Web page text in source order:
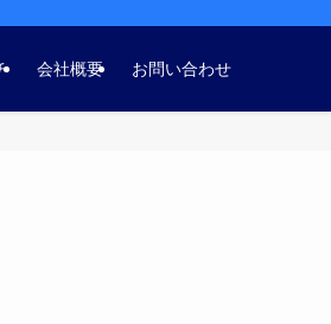
会社概要 お問い合わせ